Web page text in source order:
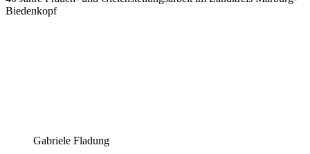
Biedenkopf
Gabriele Fladung